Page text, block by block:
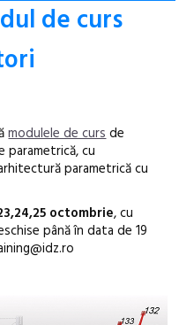
de curs
modulele de cursde
parametrică, cu
parametrică cu
octombrie, cu
până în data de 19